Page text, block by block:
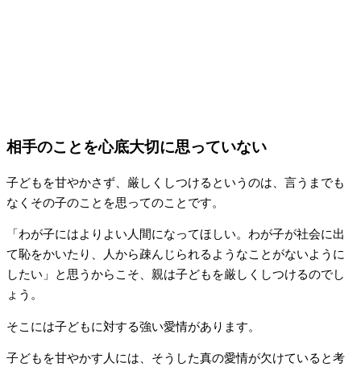
相手のことを心底大切に思っていない
子どもを甘やかさず、厳しくしつけるというのは、言うまでも
なくその子のことを思ってのことです。
「わが子にはよりよい人間になってほしい。わが子が社会に出
て恥をかいたり、人から疎んじられるようなことがないように
したい」と思うからこそ、親は子どもを厳しくしつけるのでし
ょう。
そこには子どもに対する強い愛情があります。
子どもを甘やかす人には、そうした真の愛情が欠けていると考